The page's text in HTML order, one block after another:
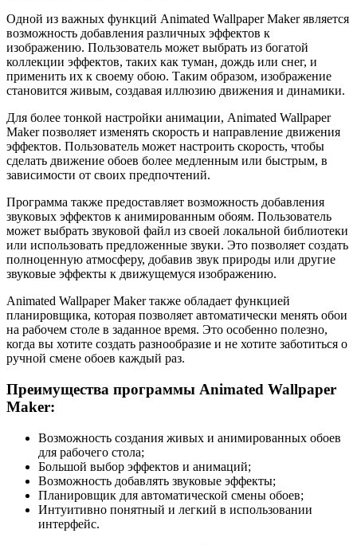
Одной из важных функций Animated Wallpaper Maker является
возможность добавления различных эффектов к
изображению. Пользователь может выбрать из богатой
коллекции эффектов, таких как туман, дождь или снег, и
применить их к своему обою. Таким образом, изображение
становится живым, создавая иллюзию движения и динамики.
Для более тонкой настройки анимации, Animated Wallpaper
Maker позволяет изменять скорость и направление движения
эффектов. Пользователь может настроить скорость, чтобы
сделать движение обоев более медленным или быстрым, в
зависимости от своих предпочтений.
Программа также предоставляет возможность добавления
звуковых эффектов к анимированным обоям. Пользователь
может выбрать звуковой файл из своей локальной библиотеки
или использовать предложенные звуки. Это позволяет создать
полноценную атмосферу, добавив звук природы или другие
звуковые эффекты к движущемуся изображению.
Animated Wallpaper Maker также обладает функцией
планировщика, которая позволяет автоматически менять обои
на рабочем столе в заданное время. Это особенно полезно,
когда вы хотите создать разнообразие и не хотите заботиться о
ручной смене обоев каждый раз.
Преимущества программы Animated Wallpaper
Maker:
Возможность создания живых и анимированных обоев
для рабочего стола;
Большой выбор эффектов и анимаций;
Возможность добавлять звуковые эффекты;
Планировщик для автоматической смены обоев;
Интуитивно понятный и легкий в использовании
интерфейс.